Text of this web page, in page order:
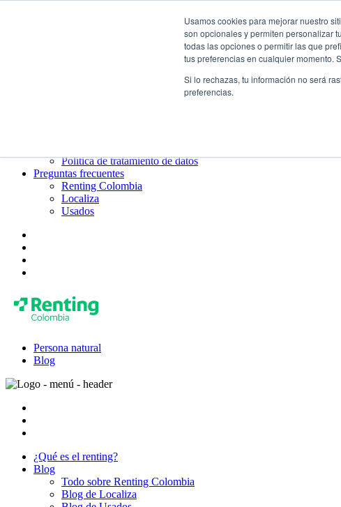
Usamos cookies para mejorar nuestro
son opcionales y permiten personalizar
todas las opciones o permitir las que
tus preferencias en cualquier momento.
Si lo rechazas, tu información no será
preferencias.
Todo sobre Renting Colombia
Política de tratamiento de datos
Preguntas frecuentes
Renting Colombia
Localiza
Usados
Persona natural
Blog
¿Qué es el renting?
Blog
Todo sobre Renting Colombia
Blog de Localiza